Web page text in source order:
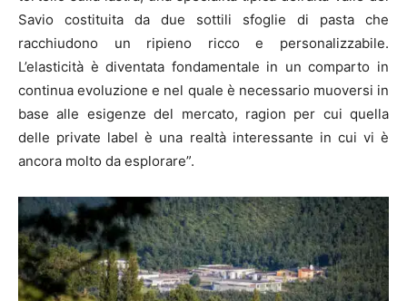
Savio costituita da due sottili sfoglie di pasta che
racchiudono un ripieno ricco e personalizzabile.
L’elasticità è diventata fondamentale in un comparto in
continua evoluzione e nel quale è necessario muoversi in
base alle esigenze del mercato, ragion per cui quella
delle private label è una realtà interessante in cui vi è
ancora molto da esplorare”.